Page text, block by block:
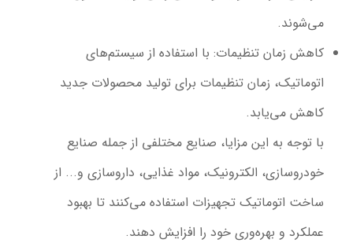
می‌شوند.
کاهش زمان تنظیمات: با استفاده از سیستم‌های
اتوماتیک، زمان تنظیمات برای تولید محصولات جدید
کاهش می‌یابد.
با توجه به این مزایا، صنایع مختلفی از جمله صنایع
خودروسازی، الکترونیک، مواد غذایی، داروسازی و... از
ساخت اتوماتیک تجهیزات استفاده می‌کنند تا بهبود
عملکرد و بهره‌وری خود را افزایش دهند.